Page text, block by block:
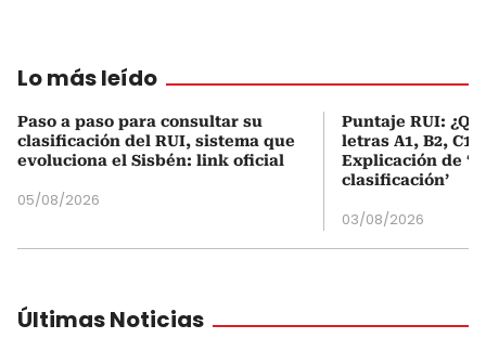
Lo más leído
Paso a paso para consultar su
clasificación del RUI, sistema que
evoluciona el Sisbén: link oficial
05/08/2026
Puntaje RUI:
letras A1, B2, C1
Explicación de
clasificación’
03/08/2026
Últimas Noticias